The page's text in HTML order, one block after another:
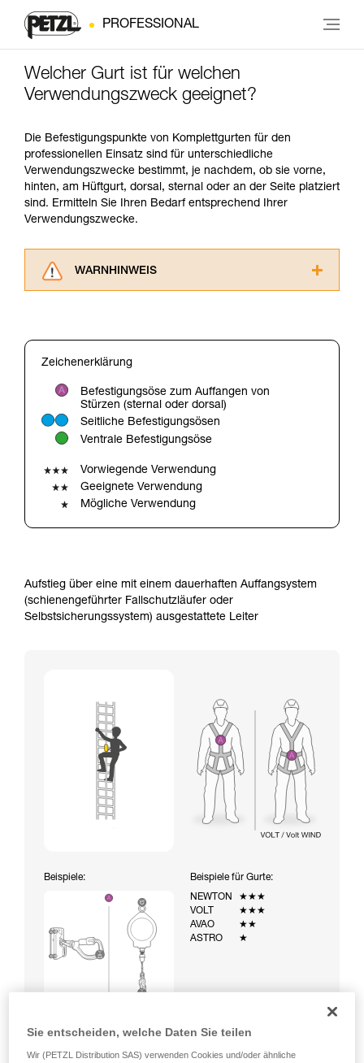
PROFESSIONAL
Welcher Gurt ist für welchen
Verwendungszweck geeignet?
Die Befestigungspunkte von Komplettgurten für den
professionellen Einsatz sind für unterschiedliche
Verwendungszwecke bestimmt, je nachdem, ob sie vorne,
hinten, am Hüftgurt, dorsal, sternal oder an der Seite platziert
sind. Ermitteln Sie Ihren Bedarf entsprechend Ihrer
Verwendungszwecke.
WARNHINWEIS
verstehen zu können, müssen Sie zuerst die in
Informationen richtig verstanden haben.
Die Beherrschung dieser Techniken setzt eine
entsprechende Ausbildung und ein spezielles
Training voraus. Prüfen Sie zusammen mit
einem Profi, ob Sie in der Lage sind, den
Vorgang alleine sicher zu wiederholen, bevor
Sie ihn eigenständig durchführen.
Wir geben Beispiele für die mit Ihrer Aktivität
verbundenen Techniken. Möglicherweise gibt es
Zeichenerklärung
Befestigungsöse zum Auffangen von
Stürzen (sternal oder dorsal)
Seitliche Befestigungsösen
Ventrale Befestigungsöse
Vorwiegende Verwendung
Geeignete Verwendung
Mögliche Verwendung
Aufstieg über eine mit einem dauerhaften Auffangsystem
(schienengeführter Fallschutzläufer oder
Selbstsicherungssystem) ausgestattete Leiter
Beispiele:
Beispiele für Gurte:
NEWTON
★★★
VOLT
★★★
AVAO
★★
ASTRO
★
Sie entscheiden, welche Daten Sie teilen
Wir (PETZL Distribution SAS) verwenden Cookies und/oder ähnliche